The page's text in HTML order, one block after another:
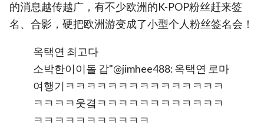
的消息越传越广，有不少欧洲的K-POP粉丝赶来签
名、合影，硬把欧洲游变成了小型个人粉丝签名会！
옥택연 최고다
소박한이이돌 갑"@jimhee488: 옥택연 로마
여행기ㅋㅋㅋㅋㅋㅋㅋㅋㅋㅋㅋㅋㅋㅋㅋ
ㅋㅋㅋㅋ웃곀ㅋㅋㅋㅋㅋㅋㅋㅋㅋㅋㅋㅋ
ㅋㅋㅋㅋㅋㅋㅋㅋㅋㅋㅋ